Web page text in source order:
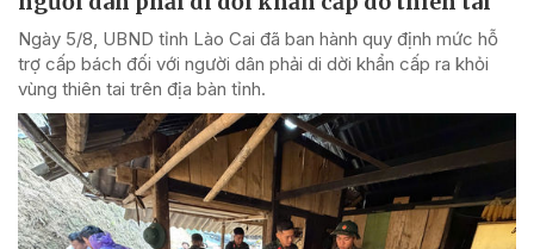
Ngày 5/8, UBND tỉnh Lào Cai đã ban hành quy định mức hỗ
trợ cấp bách đối với người dân phải di dời khẩn cấp ra khỏi
vùng thiên tai trên địa bàn tỉnh.